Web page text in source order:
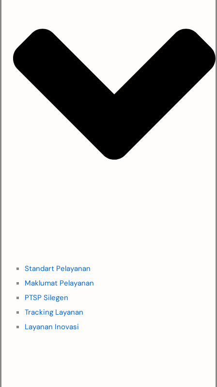
Standart Pelayanan
Maklumat Pelayanan
PTSP Silegen
Tracking Layanan
Layanan Inovasi